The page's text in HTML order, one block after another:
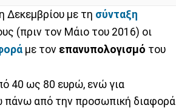
Δεκεμβρίου με τη σύνταξη
(πριν τον Μάιο του 2016) οι
με τον επανυπολογισμό του
40 ως 80 ευρώ, ενώ για
πάνω από την προσωπική διαφορά